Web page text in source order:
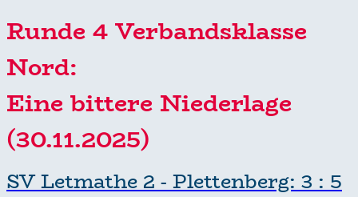
Runde 4 Verbandsklasse
Nord:
Eine bittere Niederlage
(30.11.2025)
SV Letmathe 2 - Plettenberg: 3 : 5